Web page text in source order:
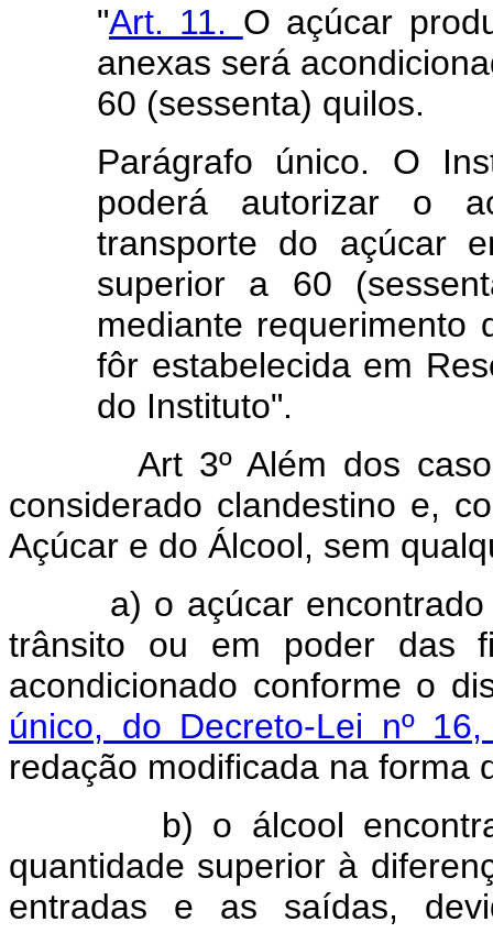
"Art. 11. O açúcar
anexas será
60 (sessenta) quilos.
Parágrafo único. O
poderá autorizar o
transporte do açúcar
superior a 60
mediante requerimento
fôr estabelecida em
do Instituto".
Art 3º Além dos casos
considerado clandestino e,
Açúcar e do Álcool, sem
a) o açúcar encontrado
trânsito ou em poder das
acondicionado conforme o
único, do Decreto-Lei nº
redação modificada na forma
b) o álcool encontrado
quantidade superior à
entradas e as saídas,